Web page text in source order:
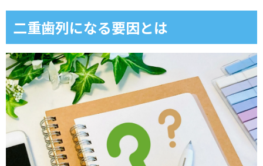
二重歯列になる要因とは